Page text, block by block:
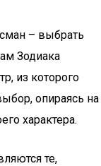
– выбрать
Зодиака
из которого
опираясь на
характера.
те,